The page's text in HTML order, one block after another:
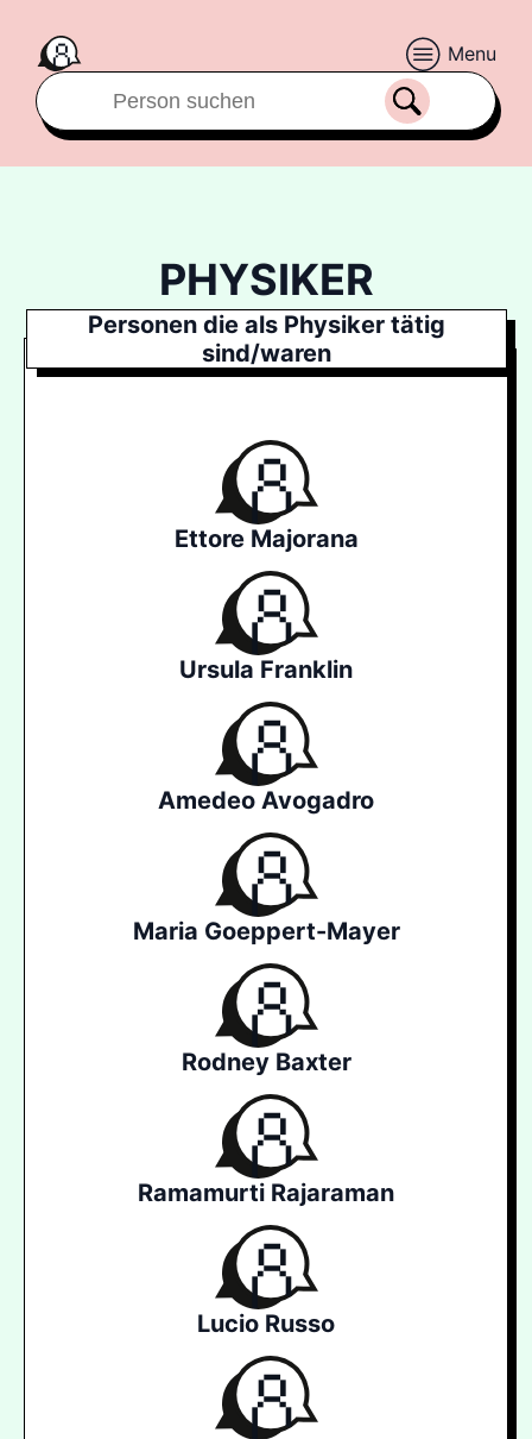
Menu
PHYSIKER
Personen die als Physiker tätig
sind/waren
Ettore Majorana
Ursula Franklin
Amedeo Avogadro
Maria Goeppert-Mayer
Rodney Baxter
Ramamurti Rajaraman
Lucio Russo